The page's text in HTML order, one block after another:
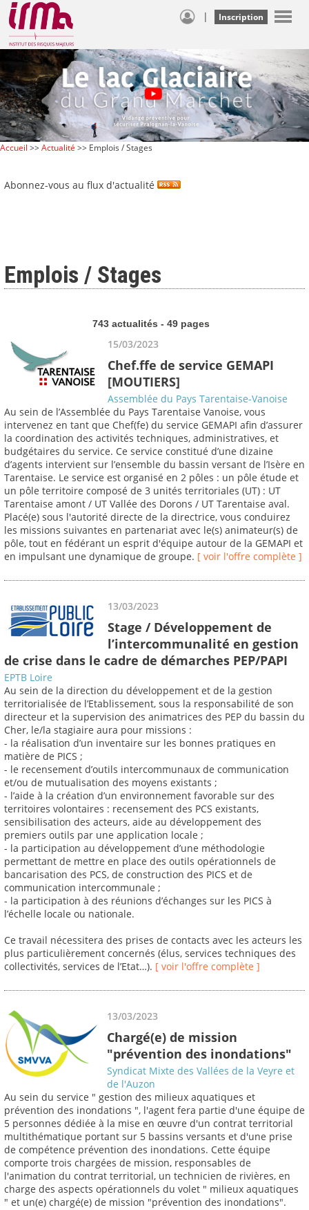
| Inscription
Accueil >>Actualité >> Emplois / Stages
Abonnez-vous au flux d'actualité
Emplois / Stages
743 actualités - 49 pages
15/03/2023
Chef.ffe de service GEMAPI
[MOUTIERS]
Assemblée du Pays Tarentaise-Vanoise
Au sein de l’Assemblée du Pays Tarentaise Vanoise, vous
intervenez en tant que Chef(fe) du service GEMAPI afin d’assurer
la coordination des activités techniques, administratives, et
budgétaires du service. Ce service constitué d’une dizaine
d’agents intervient sur l’ensemble du bassin versant de l’Isère en
Tarentaise. Le service est organisé en 2 pôles : un pôle étude et
un pôle territoire composé de 3 unités territoriales (UT) : UT
Tarentaise amont / UT Vallée des Dorons / UT Tarentaise aval.
Placé(e) sous l'autorité directe de la directrice, vous conduirez
les missions suivantes en partenariat avec le(s) animateur(s) de
pôle, tout en fédérant un esprit d'équipe autour de la GEMAPI et
en impulsant une dynamique de groupe. [ voir l'offre complète ]
13/03/2023
Stage / Développement de
l’intercommunalité en gestion
de crise dans le cadre de démarches PEP/PAPI
EPTB Loire
Au sein de la direction du développement et de la gestion
territorialisée de l’Etablissement, sous la responsabilité de son
directeur et la supervision des animatrices des PEP du bassin du
Cher, le/la stagiaire aura pour missions :
- la réalisation d’un inventaire sur les bonnes pratiques en
matière de PICS ;
- le recensement d’outils intercommunaux de communication
et/ou de mutualisation des moyens existants ;
- l’aide à la création d’un environnement favorable sur des
territoires volontaires : recensement des PCS existants,
sensibilisation des acteurs, aide au développement des
premiers outils par une application locale ;
- la participation au développement d’une méthodologie
permettant de mettre en place des outils opérationnels de
bancarisation des PCS, de construction des PICS et de
communication intercommunale ;
- la participation à des réunions d’échanges sur les PICS à
l’échelle locale ou nationale.
Ce travail nécessitera des prises de contacts avec les acteurs les
plus particulièrement concernés (élus, services techniques des
collectivités, services de l’Etat…). [ voir l'offre complète ]
13/03/2023
Chargé(e) de mission
"prévention des inondations"
Syndicat Mixte des Vallées de la Veyre et
de l'Auzon
Au sein du service " gestion des milieux aquatiques et
prévention des inondations ", l'agent fera partie d'une équipe de
5 personnes dédiée à la mise en œuvre d'un contrat territorial
multithématique portant sur 5 bassins versants et d'une prise
de compétence prévention des inondations. Cette équipe
comporte trois chargées de mission, responsables de
l'animation du contrat territorial, un technicien de rivières, en
charge des aspects opérationnels du volet " milieux aquatiques
" et un(e) chargé(e) de mission "prévention des inondations".